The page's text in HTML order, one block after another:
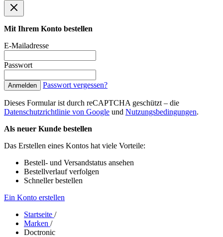
Mit Ihrem Konto bestellen
E-Mailadresse
Passwort
Anmelden Passwort vergessen?
Dieses Formular ist durch reCAPTCHA geschützt – die
Datenschutzrichtlinie von Google und Nutzungsbedingungen.
Als neuer Kunde bestellen
Das Erstellen eines Kontos hat viele Vorteile:
Bestell- und Versandstatus ansehen
Bestellverlauf verfolgen
Schneller bestellen
Ein Konto erstellen
Startseite /
Marken /
Doctronic